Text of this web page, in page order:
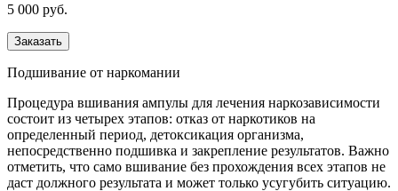
5 000 руб.
Заказать
Подшивание от наркомании
Процедура вшивания ампулы для лечения наркозависимости
состоит из четырех этапов: отказ от наркотиков на
определенный период, детоксикация организма,
непосредственно подшивка и закрепление результатов. Важно
отметить, что само вшивание без прохождения всех этапов не
даст должного результата и может только усугубить ситуацию.